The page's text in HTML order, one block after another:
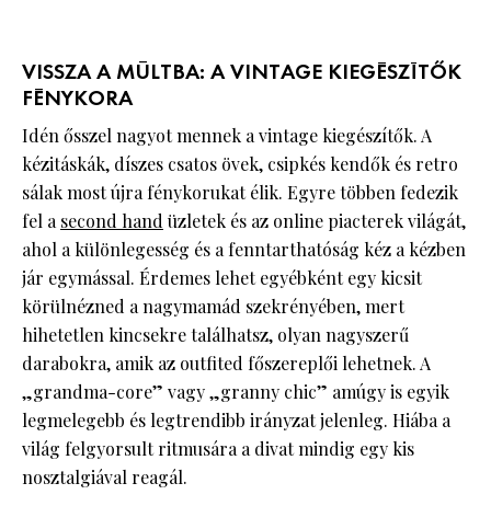
VISSZA A MÚLTBA: A VINTAGE KIEGÉSZÍTŐK
FÉNYKORA
Idén ősszel nagyot mennek a vintage kiegészítők. A
kézitáskák, díszes csatos övek, csipkés kendők és retro
sálak most újra fénykorukat élik. Egyre többen fedezik
fel asecond hand üzletek és az online piacterek világát,
ahol a különlegesség és a fenntarthatóság kéz a kézben
jár egymással. Érdemes lehet egyébként egy kicsit
körülnézned a nagymamád szekrényében, mert
hihetetlen kincsekre találhatsz, olyan nagyszerű
darabokra, amik az outfited főszereplői lehetnek. A
„grandma-core” vagy „granny chic” amúgy is egyik
legmelegebb és legtrendibb irányzat jelenleg. Hiába a
világ felgyorsult ritmusára a divat mindig egy kis
nosztalgiával reagál.